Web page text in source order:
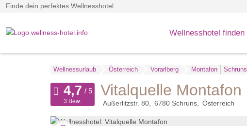
Finde dein perfektes Wellnesshotel
Wellnesshotel finden
Wellnessurlaub Österreich Vorarlberg Montafon Schruns
Vitalquelle Montafon
Außerlitzstr. 80 6780 Schruns Österreich
3 Bew.